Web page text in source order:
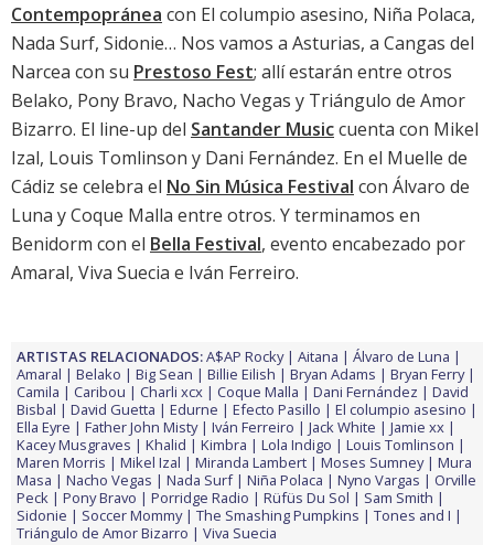
Contempopránea con El columpio asesino, Niña Polaca,
Nada Surf, Sidonie… Nos vamos a Asturias, a Cangas del
Narcea con su Prestoso Fest; allí estarán entre otros
Belako, Pony Bravo, Nacho Vegas y Triángulo de Amor
Bizarro. El line-up del Santander Musiccuenta con Mikel
Izal, Louis Tomlinson y Dani Fernández. En el Muelle de
Cádiz se celebra el No Sin Música Festival con Álvaro de
Luna y Coque Malla entre otros. Y terminamos en
Benidorm con el Bella Festival, evento encabezado por
Amaral, Viva Suecia e Iván Ferreiro.
ARTISTAS RELACIONADOS:A$AP Rocky Aitana
Álvaro de Luna
Amaral
Belako Big Sean Billie Eilish Bryan Adams
Bryan Ferry
Camila
Caribou Charli xcx Coque Malla Dani Fernández
David
Bisbal
David Guetta Edurne Efecto Pasillo
El columpio asesino
Ella Eyre
Father John Misty Iván Ferreiro Jack White
Jamie xx
Kacey Musgraves
Khalid Kimbra Lola Indigo
Louis Tomlinson
Maren Morris
Mikel Izal Miranda Lambert Moses Sumney
Mura
Masa
Nacho Vegas Nada Surf Niña Polaca Nyno Vargas
Orville
Peck
Pony Bravo Porridge Radio Rüfüs Du Sol
Sam Smith
Sidonie
Soccer Mommy The Smashing Pumpkins
Tones and I
Triángulo de Amor Bizarro
Viva Suecia